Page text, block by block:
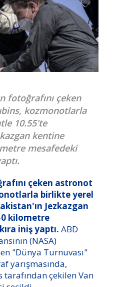
fotoğrafını çeken
kozmonotlarla
10.55'te
kentine
mesafedeki
çeken astronot
birlikte yerel
Jezkazgan
kilometre
iniş yaptı. ABD
(NASA)
"Dünya Turnuvası"
yarışmasında,
tarafından çekilen Van